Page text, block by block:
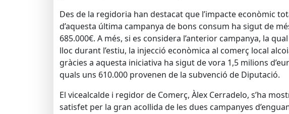
Des de la regidoria han destacat que l’impacte econòmic
d’aquesta última campanya de bons consum ha sigut de
685.000€. A més, si es considera l’anterior campanya, la
lloc durant l’estiu, la injecció econòmica al comerç local
gràcies a aquesta iniciativa ha sigut de vora 1,5 milions
quals uns 610.000 provenen de la subvenció de Diputació.
El vicealcalde i regidor de Comerç, Àlex Cerradelo, s’ha
satisfet per la gran acollida de les dues campanyes